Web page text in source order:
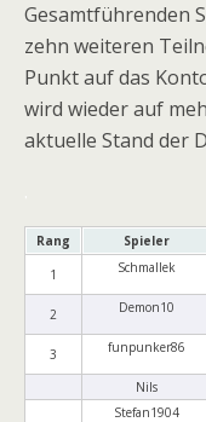
Gesamtführenden
zehn weiteren
Punkt auf das
wird wieder auf
aktuelle Stand der
Rang Spieler
1
Schmallek
2 Demon10
3 funpunker86
Nils
Stefan1904